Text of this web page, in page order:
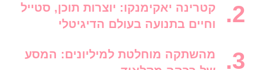
קטרינה יאקימנקו: יוצרות תוכן, סטייל
וחיים בתנועה בעולם הדיגיטלי
מהשתקה מוחלטת למיליונים: המסע